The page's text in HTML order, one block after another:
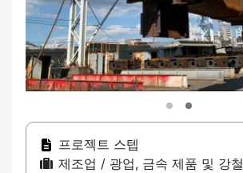
프로젝트 스텝
제조업 / 광업, 금속 제품 및 강철